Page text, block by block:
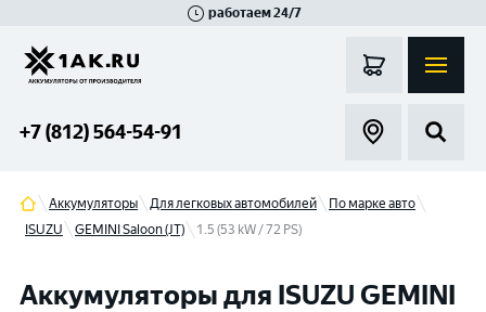
работаем 24/7
+7 (812) 564-54-91
Аккумуляторы Для легковых автомобилей
По марке авто
ISUZU
GEMINI Saloon (JT) 1.5 (53 kW / 72 PS)
Аккумуляторы для ISUZU GEMINI
Гатчина